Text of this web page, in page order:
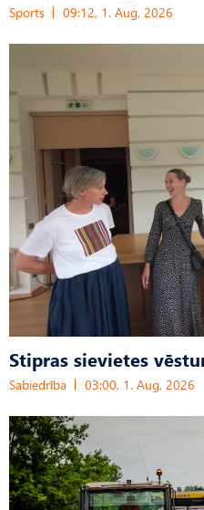
Sports 09:12, 1. Aug, 2026
Stipras sievietes
Sabiedrība 03:00, 1. Aug, 2026